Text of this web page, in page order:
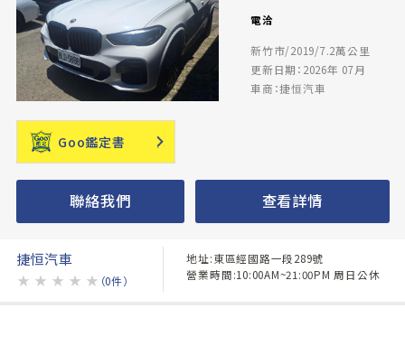
電洽
新竹市/2019/7.2萬公里
更新日期：2026年 07月
車商：捷恒汽車
Goo鑑定書
聯絡我們 查看詳情
捷恒汽車
★ ★ ★ ★ ★ （0件）
地址:東區經國路一段289號
營業時間:10:00AM~21:00PM 周日公休